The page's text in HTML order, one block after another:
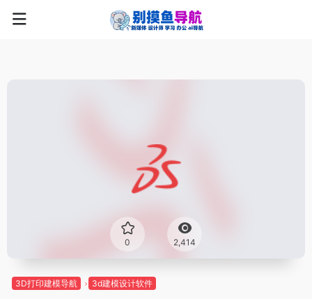
0 2,414
3D打印建模导航 3d建模设计软件